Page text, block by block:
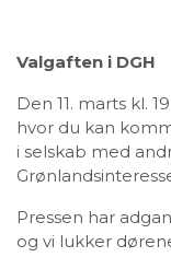
Valgaften i DGH
Den 11. marts kl.
hvor du kan
i selskab med
Pressen har
og vi lukker